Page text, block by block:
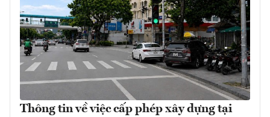
Thông tin về việc cấp phép xây dựng tại